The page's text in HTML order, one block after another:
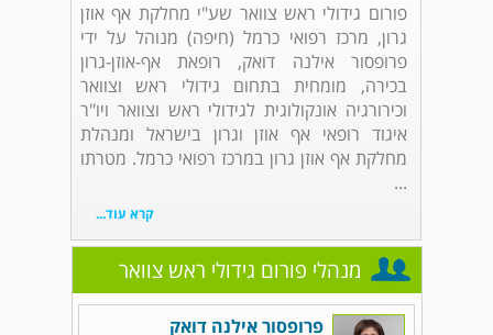
פורום גידולי ראש צוואר שע"י מחלקת אף אוזן
גרון, מרכז רפואי כרמל (חיפה) מנוהל על ידי
פרופסור אילנה דואק, רופאת אף-אוזן-גרון
בכירה, מומחית בתחום גידולי ראש וצוואר
וכירורגיה אונקולוגית לגידולי ראש וצוואר ויו"ר
איגוד רופאי אף אוזן וגרון בישראל ומנהלת
מחלקת אף אוזן גרון במרכז רפואי כרמל. מטרתו
...
קרא עוד...
מנהלי פורום גידולי ראש צוואר
פרופסור אילנה דואק